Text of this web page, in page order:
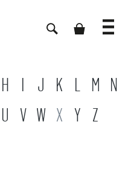
H I J K L M N
U V W X Y Z